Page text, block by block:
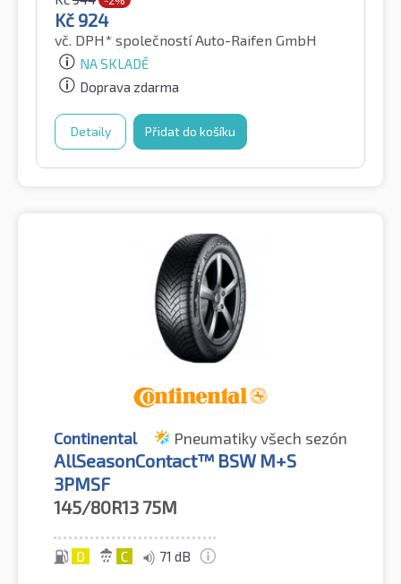
Kč 924
vč. DPH* společností Auto-Raifen GmbH
NA SKLADĚ
Doprava zdarma
Detaily Přidat do košíku
Continental Pneumatiky všech sezón
AllSeasonContact™ BSW M+S
3PMSF
145/80R13 75M
D C 71 dB